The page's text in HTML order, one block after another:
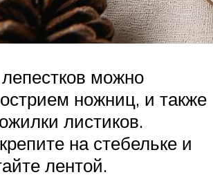
можно
ножниц, и также
листиков.
на стебельке и
лентой.